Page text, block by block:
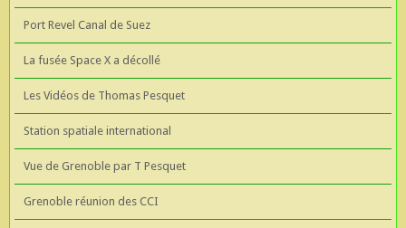
Port Revel Canal de Suez
La fusée Space X a décollé
Les Vidéos de Thomas Pesquet
Station spatiale international
Vue de Grenoble par T Pesquet
Grenoble réunion des CCI